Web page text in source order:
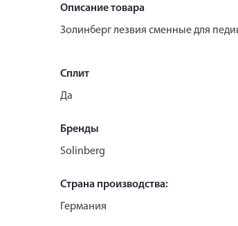
Описание товара
Золинберг лезвия сменные для
Сплит
Да
Бренды
Solinberg
Страна производства:
Германия